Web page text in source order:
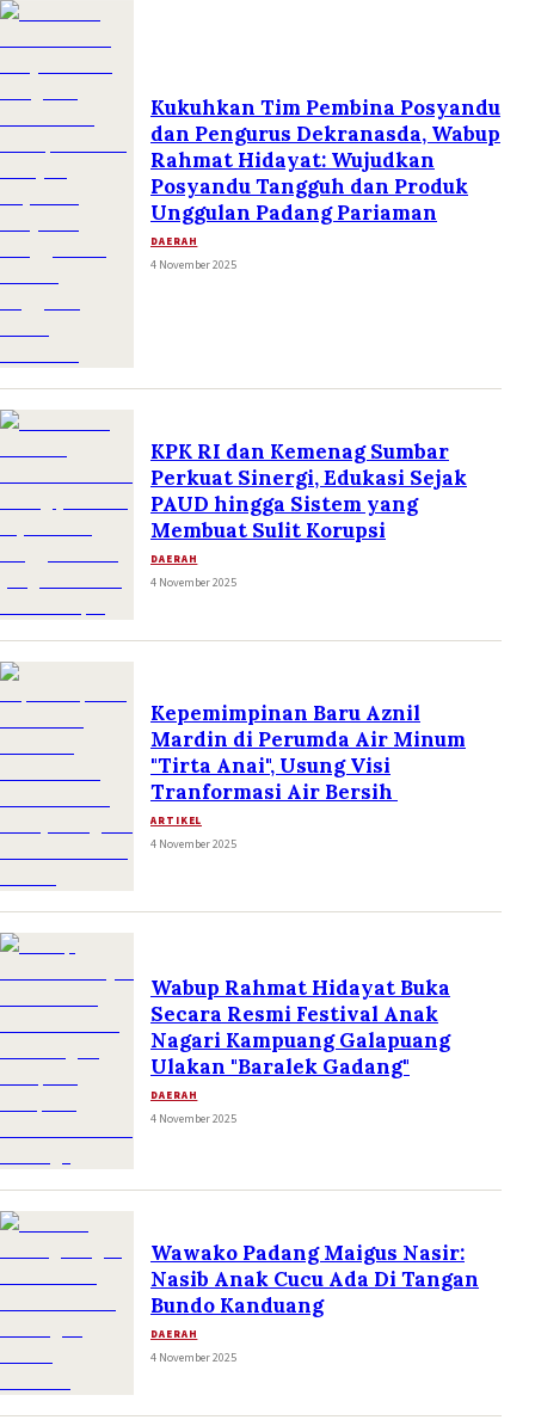
Kukuhkan Tim Pembina Posyandu
dan Pengurus Dekranasda, Wabup
Rahmat Hidayat: Wujudkan
Posyandu Tangguh dan Produk
Unggulan Padang Pariaman
DAERAH
4 November 2025
KPK RI dan Kemenag Sumbar
Perkuat Sinergi, Edukasi Sejak
PAUD hingga Sistem yang
Membuat Sulit Korupsi
DAERAH
4 November 2025
Kepemimpinan Baru Aznil
Mardin di Perumda Air Minum
"Tirta Anai", Usung Visi
Tranformasi Air Bersih
ARTIKEL
4 November 2025
Wabup Rahmat Hidayat Buka
Secara Resmi Festival Anak
Nagari Kampuang Galapuang
Ulakan "Baralek Gadang"
DAERAH
4 November 2025
Wawako Padang Maigus Nasir:
Nasib Anak Cucu Ada Di Tangan
Bundo Kanduang
DAERAH
4 November 2025